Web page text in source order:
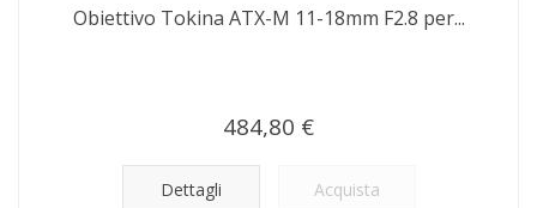
Obiettivo Tokina ATX-M 11-18mm F2.8 per...
484,80 €
Dettagli Acquista